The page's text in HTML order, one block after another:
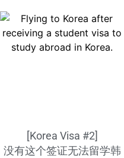
[Korea Visa #2]
没有这个签证无法留学韩